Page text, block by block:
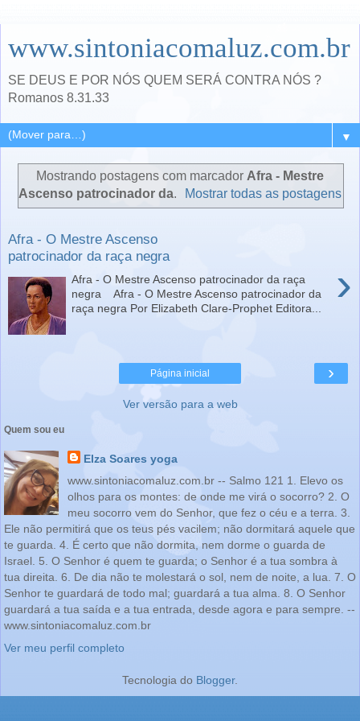
www.sintoniacomaluz.com.br
SE DEUS E POR NÓS QUEM SERÁ CONTRA NÓS ?
Romanos 8.31.33
▼
Mostrando postagens com marcador Afra - Mestre
Ascenso patrocinador da. Mostrar todas as postagens
Afra - O Mestre Ascenso
patrocinador da raça negra
›
Afra - O Mestre Ascenso patrocinador da raça
negra Afra - O Mestre Ascenso patrocinador da
raça negra Por Elizabeth Clare-Prophet Editora...
›
Página inicial
Ver versão para a web
Quem sou eu
Elza Soares yoga
www.sintoniacomaluz.com.br -- Salmo 121 1. Elevo os
olhos para os montes: de onde me virá o socorro? 2. O
meu socorro vem do Senhor, que fez o céu e a terra. 3.
Ele não permitirá que os teus pés vacilem; não dormitará aquele que
te guarda. 4. É certo que não dormita, nem dorme o guarda de
Israel. 5. O Senhor é quem te guarda; o Senhor é a tua sombra à
tua direita. 6. De dia não te molestará o sol, nem de noite, a lua. 7. O
Senhor te guardará de todo mal; guardará a tua alma. 8. O Senhor
guardará a tua saída e a tua entrada, desde agora e para sempre. --
www.sintoniacomaluz.com.br
Ver meu perfil completo
Tecnologia do Blogger.